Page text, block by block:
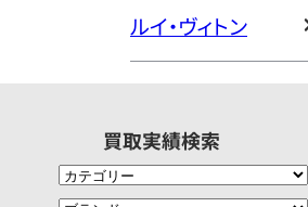
ルイ・ヴィトン
買取実績検索